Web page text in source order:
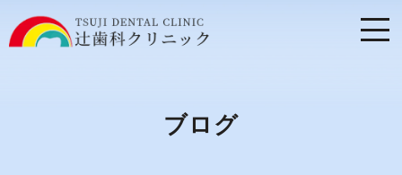
ブログ